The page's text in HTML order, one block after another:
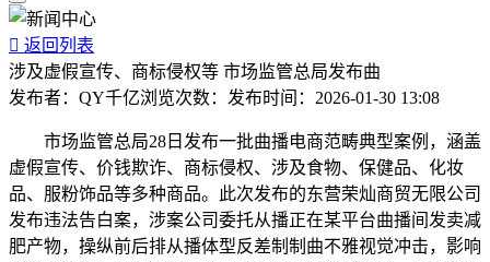
 返回列表
涉及虚假宣传、商标侵权等 市场监管总局发布曲
发布者： QY千亿浏览次数： 发布时间： 2026-01-30 13:08
市场监管总局28日发布一批曲播电商范畴典型案例，涵盖
虚假宣传、价钱欺诈、商标侵权、涉及食物、保健品、化妆
品、服粉饰品等多种商品。此次发布的东营荣灿商贸无限公司
发布违法告白案，涉案公司委托从播正在某平台曲播间发卖减
肥产物，操纵前后排从播体型反差制制曲不雅视觉冲击，影响